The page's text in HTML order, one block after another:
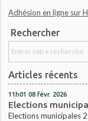
Adhésion en ligne sur
Rechercher
Articles récents
11h01 08 févr. 2026
Elections
Elections municipales